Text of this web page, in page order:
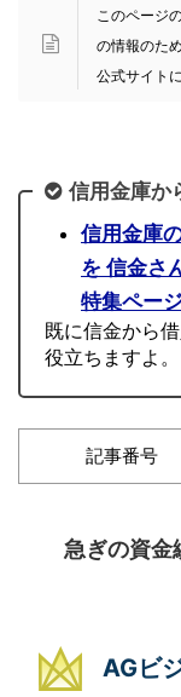
このページ
の情報のため
公式サイト
信用金庫か
信用金庫
を 信金さ
特集ペー
既に信金から
役立ちますよ。
記事番号
急ぎの資金
AGビ